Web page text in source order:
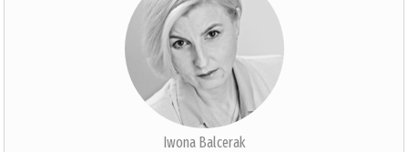
Iwona Balcerak